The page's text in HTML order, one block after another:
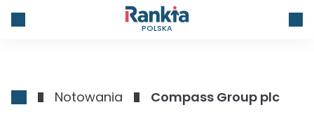
POLSKA
Notowania Compass Group plc